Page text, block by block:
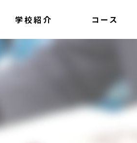
学校紹介 コース